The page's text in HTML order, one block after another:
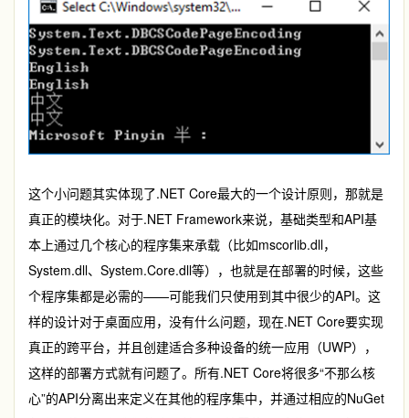
这个小问题其实体现了.NET Core最大的一个设计原则，那就是
真正的模块化。对于.NET Framework来说，基础类型和API基
本上通过几个核心的程序集来承载（比如mscorlib.dll，
System.dll、System.Core.dll等），也就是在部署的时候，这些
个程序集都是必需的——可能我们只使用到其中很少的API。这
样的设计对于桌面应用，没有什么问题，现在.NET Core要实现
真正的跨平台，并且创建适合多种设备的统一应用（UWP），
这样的部署方式就有问题了。所有.NET Core将很多“不那么核
心”的API分离出来定义在其他的程序集中，并通过相应的NuGet